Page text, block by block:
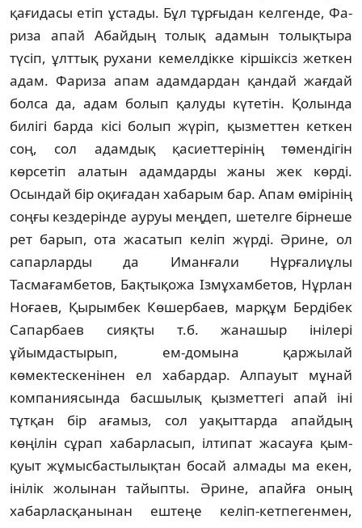
қағидасы етіп ұстады. Бұл тұрғыдан келгенде, Фа­
риза апай Абайдың толық адамын толық­тыра
түсіп, ұлттық рухани кемелдікке кір­шік­сіз жеткен
адам. Фариза апам адамдар­дан қандай жағдай
болса да, адам болып қалуды күтетін. Қолында
билігі барда кісі болып жүріп, қызметтен кеткен
соң, сол адамдық қасиеттерінің төмендігін
көрсетіп алатын адамдарды жаны жек көрді.
Осындай бір оқиғадан хабарым бар. Апам өмірінің
соңғы кездерінде ауруы меңдеп, шетелге бірнеше
рет барып, ота жасатып келіп жүрді. Әрине, ол
сапарларды да Иманғали Нұрғалиұлы
Тасмағамбетов, Бақтықожа Ізмұхамбетов, Нұрлан
Ноғаев, Қырымбек Көшербаев, мар­құм Бердібек
Сапарбаев сияқты т.б. жанашыр інілері
ұйымдастырып, ем-домына қаржылай
көмектескенінен ел хабардар. Алпауыт мұ­най
компаниясында басшылық қызметтегі апай іні
тұтқан бір ағамыз, сол уақыттарда апайдың
көңілін сұрап хабарласып, ілтипат жасауға қым-
қуыт жұмысбастылықтан бо­сай алмады ма екен,
інілік жолынан тайып­ты. Әрине, апайға оның
хабарласқа­ны­нан ештеңе келіп-кетпегенмен,